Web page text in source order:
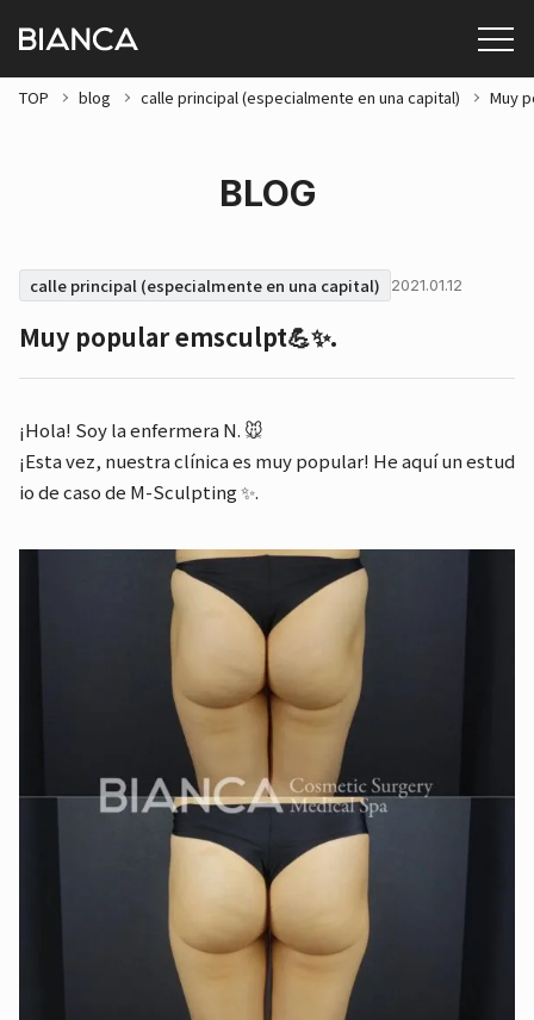
TOP blog calle principal (especialmente en una capital) Muy
BLOG
calle principal (especialmente en una capital) 2021.01.12
Muy popular emsculpt💪✨.
¡Hola! Soy la enfermera N. 🐭
¡Esta vez, nuestra clínica es muy popular! He aquí un estud
io de caso de M-Sculpting ✨.